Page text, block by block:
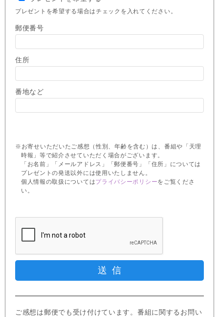
プレゼントを希望する場合はチェックを入れてください。
郵便番号
住所
番地など
※お寄せいただいたご感想（性別、年齢を含む）は、番組や「天理
時報」等で紹介させていただく場合がございます。
「お名前」「メールアドレス」「郵便番号」「住所」については
プレゼントの発送以外には使用いたしません。
個人情報の取扱についてはプライバシーポリシーをご覧くださ
い。
ご感想は郵便でも受け付けています。番組に関するお問い